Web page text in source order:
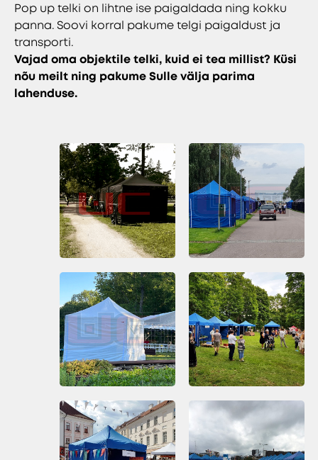
Pop up telki on lihtne ise paigaldada ning kokku
panna. Soovi korral pakume telgi paigaldust ja
transporti.
Vajad oma objektile telki, kuid ei tea millist? Küsi
nõu meilt ning pakume Sulle välja parima
lahenduse.